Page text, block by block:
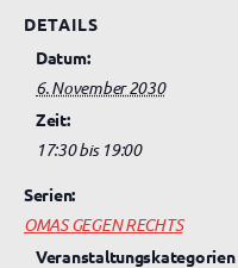
DETAILS
Datum:
6. November 2030
Zeit:
17:30 bis 19:00
Serien:
OMAS GEGEN RECHTS
Veranstaltungskategorien